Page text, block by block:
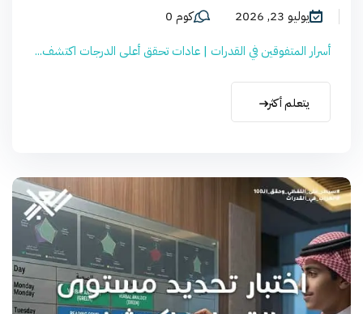
يوليو 23, 2026
كوم 0
أسرار المتفوقين في القدرات | عادات تحقق أعلى الدرجات اكتشف...
يتعلم أكثر